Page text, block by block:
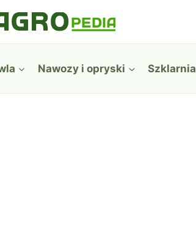
Nawozy i opryski Szklarnia